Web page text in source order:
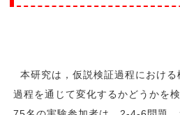
本研究は，仮説検証過程におけ
過程を通じて変化するかどうかを